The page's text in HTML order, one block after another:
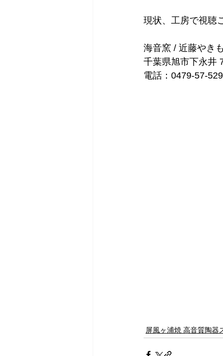
現状、工房で視聴
海音窯 / 近藤やき
千葉県旭市下永井
電話：0479-57-
屏風ヶ浦焼 高音質陶器